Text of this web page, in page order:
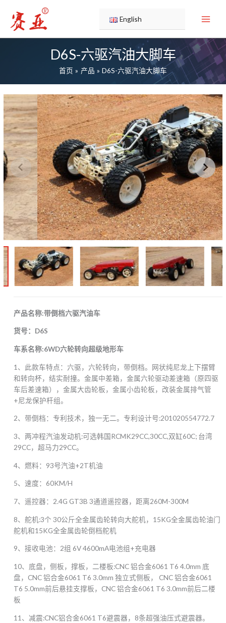
容
English
D6S-六驱汽油大脚车
首页 产品 D6S-六驱汽油大脚车
产品名称:带倒档六驱汽油车
货号：D6S
车系名称:6WD六轮转向超级地形车
1、此款车特点：六驱，六轮转向，带倒档。网状纯尼龙上下摆臂
和转向杯，结实耐撞。金属中差箱，金属六轮驱动差速箱（原四驱
车后差速箱），金属大齿轮板，金属小齿轮板，改装金属排气管
+尼龙保护杆组。
2、带倒档：专利技术，独一无二。专利设计号:201020554772.7
3、两冲程汽油发动机:可选韩国RCMK29CC,30CC,双缸60C; 台湾
29CC，超马力29CC。
4、燃料：93号汽油+2T机油
5、速度：60KM/H
7、遥控器：2.4G GT3B 3通道遥控器，距离260M-300M
8、舵机:3个 30公斤全金属齿轮转向大舵机，15KG全金属齿轮油门
舵机和15KG全金属齿轮倒档舵机
9、接收电池：2组 6V 4600mA电池组+充电器
10、底盘，侧板，撑板，二楼板:CNC 铝合金6061 T6 4.0mm 底
盘，CNC 铝合金6061 T6 3.0mm 独立式侧板， CNC 铝合金6061
T6 5.0mm前后悬挂支撑板，CNC 铝合金6061 T6 3.0mm前后二楼
板
11、减震:CNC铝合金6061 T6避震器，8条超强油压式避震器。